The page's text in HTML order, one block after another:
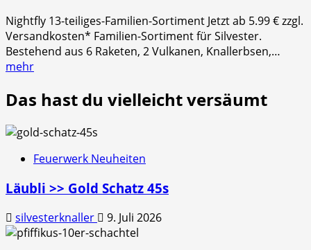
Nightfly 13-teiliges-Familien-Sortiment Jetzt ab 5.99 € zzgl.
Versandkosten* Familien-Sortiment für Silvester.
Bestehend aus 6 Raketen, 2 Vulkanen, Knallerbsen,…
mehr
Das hast du vielleicht versäumt
Feuerwerk Neuheiten
Läubli >> Gold Schatz 45s
silvesterknaller 9. Juli 2026